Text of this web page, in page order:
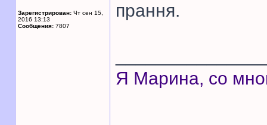
Зарегистрирован: Чт сен 15,
2016 13:13
Сообщения: 7807
прання.
Я Марина, со